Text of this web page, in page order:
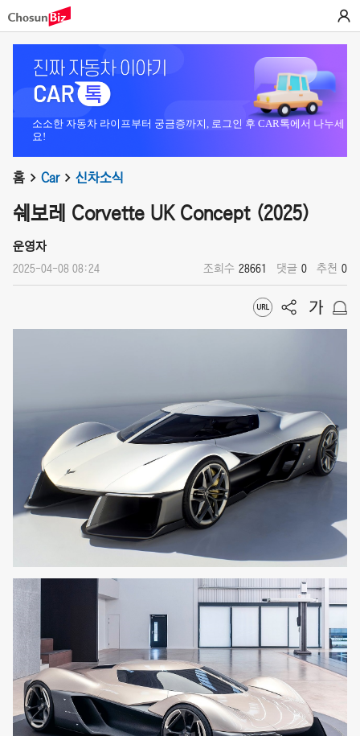
소소한 자동차 라이프부터 궁금증까지, 로그인 후 CAR톡에서 나누세
요!
홈 Car 신차소식
쉐보레 Corvette UK Concept (2025)
운영자
2025-04-08 08:24 조회수 28661 댓글 0 추천 0